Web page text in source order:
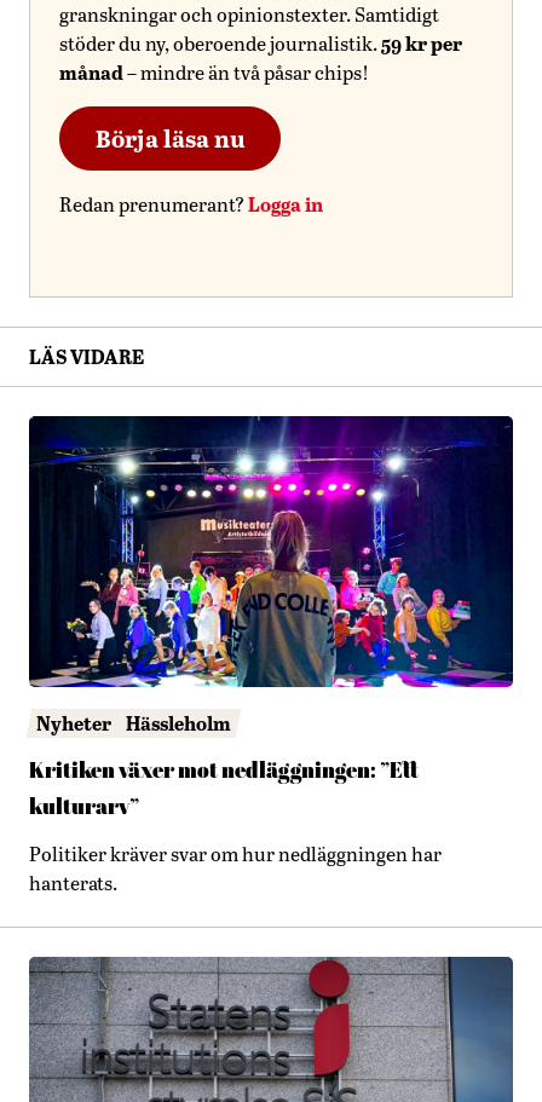
granskningar och opinionstexter. Samtidigt
stöder du ny, oberoende journalistik.59 kr per
månad– mindre än två påsar chips!
Börja läsa nu
Redan prenumerant?Logga in
LÄS VIDARE
Nyheter Hässleholm
Kritiken växer mot nedläggningen: ”Ett
kulturarv”
Politiker kräver svar om hur nedläggningen har
hanterats.